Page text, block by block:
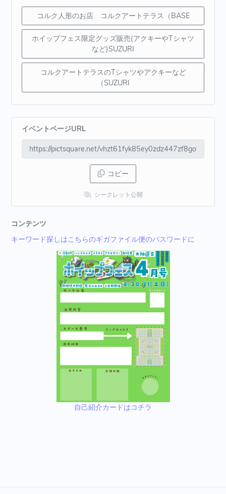
コルク人形のお店 コルクアートテラス（BASE
ホイップフェス限定グッズ販売(アクキーやTシャツ
など)SUZURI
コルクアートテラスのTシャツやアクキーなど
（SUZURI
イベントページURL
コピー
シークレット公開
コンテンツ
キーワード探しはこちらのギガファイル便のパスワードに
自己紹介カードはコチラ